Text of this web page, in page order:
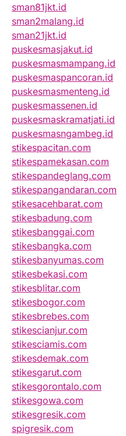
sman81jkt.id
sman2malang.id
sman21jkt.id
puskesmasjakut.id
puskesmasmampang.id
puskesmaspancoran.id
puskesmasmenteng.id
puskesmassenen.id
puskesmaskramatjati.id
puskesmasngambeg.id
stikespacitan.com
stikespamekasan.com
stikespandeglang.com
stikespangandaran.com
stikesacehbarat.com
stikesbadung.com
stikesbanggai.com
stikesbangka.com
stikesbanyumas.com
stikesbekasi.com
stikesblitar.com
stikesbogor.com
stikesbrebes.com
stikescianjur.com
stikesciamis.com
stikesdemak.com
stikesgarut.com
stikesgorontalo.com
stikesgowa.com
stikesgresik.com
spigresik.com